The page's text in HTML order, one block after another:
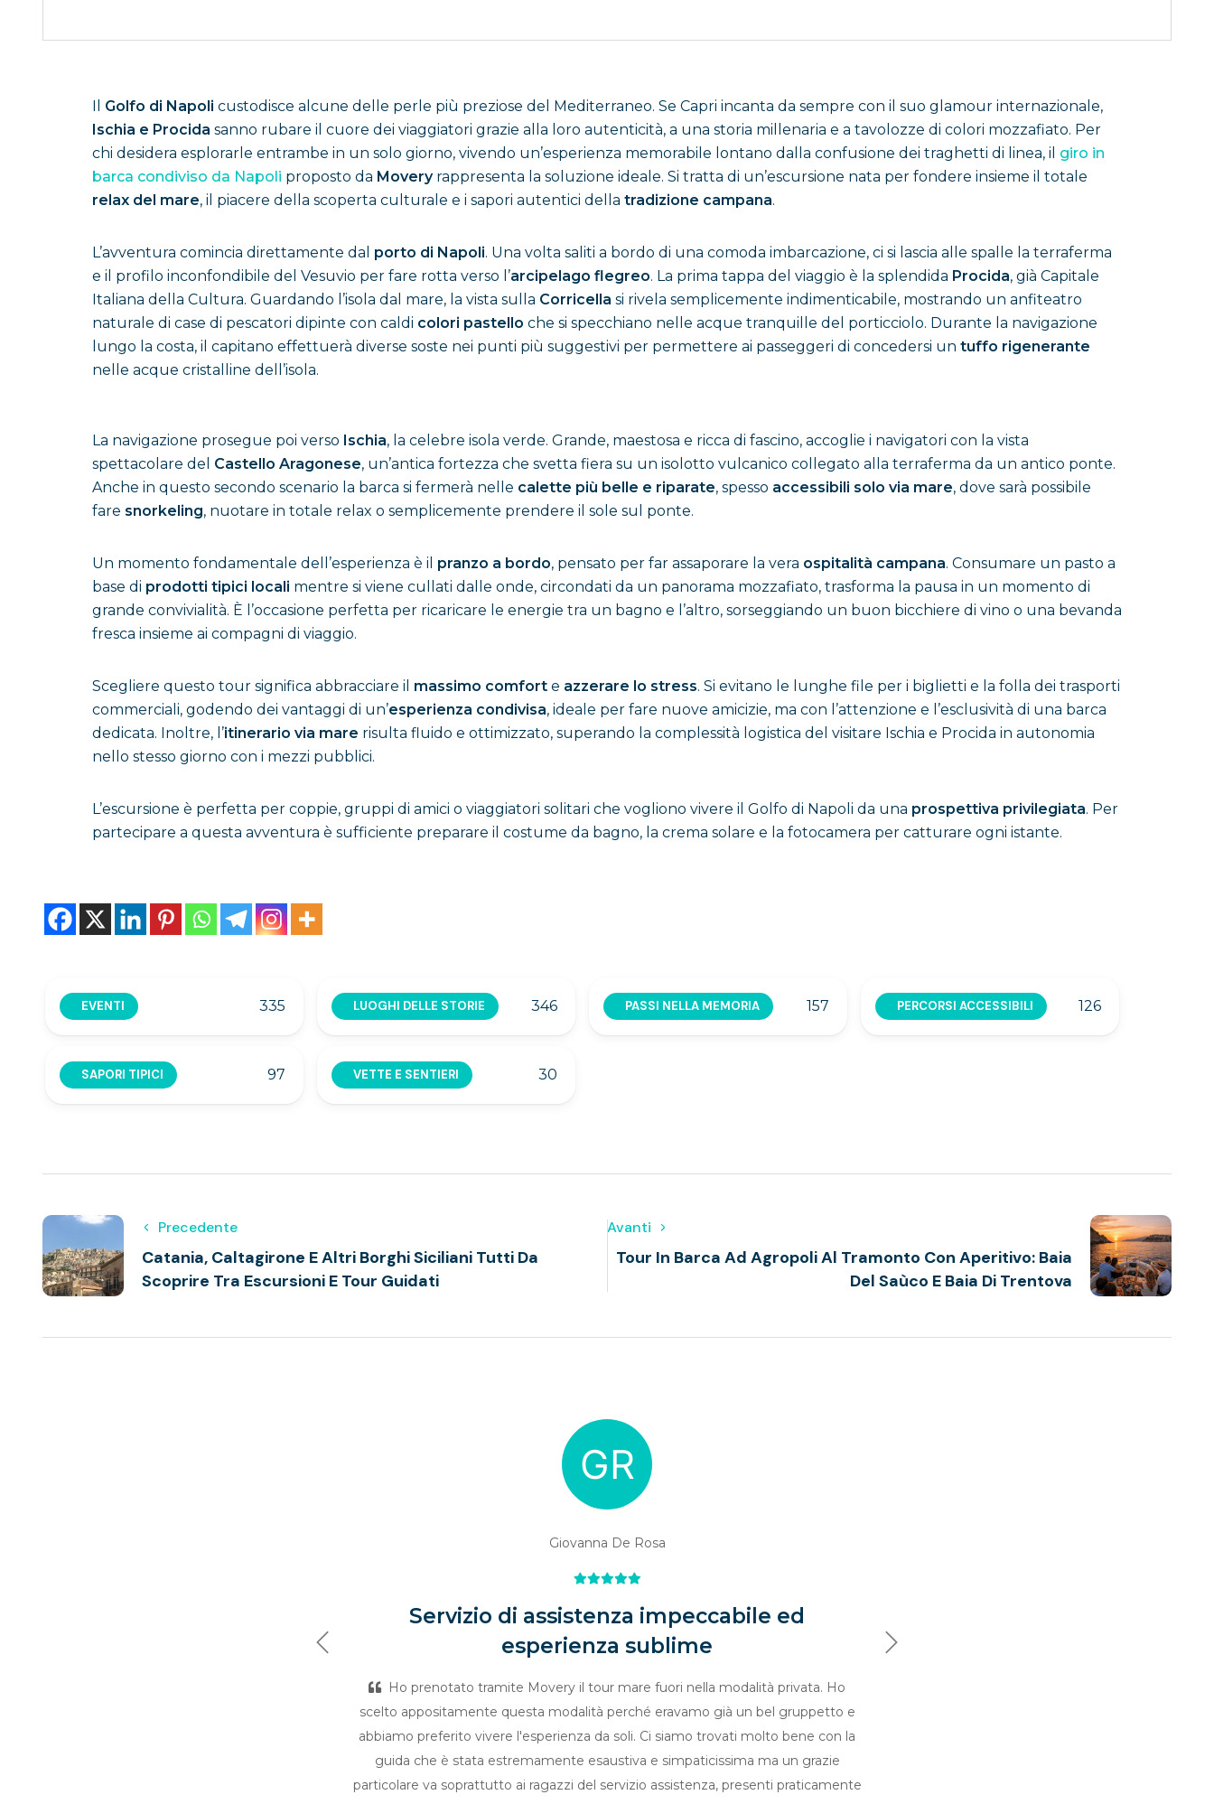
Il Golfo di Napoli custodisce alcune delle perle più preziose del Mediterraneo. Se Capri incanta da sempre con il suo glamour internazionale,
Ischia e Procida sanno rubare il cuore dei viaggiatori grazie alla loro autenticità, a una storia millenaria e a tavolozze di colori mozzafiato. Per
chi desidera esplorarle entrambe in un solo giorno, vivendo un’esperienza memorabile lontano dalla confusione dei traghetti di linea, il giro in
barca condiviso da Napoli proposto da Moveryrappresenta la soluzione ideale. Si tratta di un’escursione nata per fondere insieme il totale
relax del mare, il piacere della scoperta culturale e i sapori autentici della tradizione campana.
L’avventura comincia direttamente dal porto di Napoli. Una volta saliti a bordo di una comoda imbarcazione, ci si lascia alle spalle la terraferma
e il profilo inconfondibile del Vesuvio per fare rotta verso l’arcipelago flegreo. La prima tappa del viaggio è la splendida Procida, già Capitale
Italiana della Cultura. Guardando l’isola dal mare, la vista sulla Corricella si rivela semplicemente indimenticabile, mostrando un anfiteatro
naturale di case di pescatori dipinte con caldi colori pastello che si specchiano nelle acque tranquille del porticciolo. Durante la navigazione
lungo la costa, il capitano effettuerà diverse soste nei punti più suggestivi per permettere ai passeggeri di concedersi un tuffo rigenerante
nelle acque cristalline dell’isola.
La navigazione prosegue poi verso Ischia, la celebre isola verde. Grande, maestosa e ricca di fascino, accoglie i navigatori con la vista
spettacolare del Castello Aragonese, un’antica fortezza che svetta fiera su un isolotto vulcanico collegato alla terraferma da un antico ponte.
Anche in questo secondo scenario la barca si fermerà nelle calette più belle e riparate, spesso accessibili solo via mare, dove sarà possibile
fare snorkeling, nuotare in totale relax o semplicemente prendere il sole sul ponte.
Un momento fondamentale dell’esperienza è il pranzo a bordo, pensato per far assaporare la vera ospitalità campana. Consumare un pasto a
base di prodotti tipici locali mentre si viene cullati dalle onde, circondati da un panorama mozzafiato, trasforma la pausa in un momento di
grande convivialità. È l’occasione perfetta per ricaricare le energie tra un bagno e l’altro, sorseggiando un buon bicchiere di vino o una bevanda
fresca insieme ai compagni di viaggio.
Scegliere questo tour significa abbracciare il massimo comfort e azzerare lo stress. Si evitano le lunghe file per i biglietti e la folla dei trasporti
commerciali, godendo dei vantaggi di un’esperienza condivisa, ideale per fare nuove amicizie, ma con l’attenzione e l’esclusività di una barca
dedicata. Inoltre, l’itinerario via mare risulta fluido e ottimizzato, superando la complessità logistica del visitare Ischia e Procida in autonomia
nello stesso giorno con i mezzi pubblici.
L’escursione è perfetta per coppie, gruppi di amici o viaggiatori solitari che vogliono vivere il Golfo di Napoli da una prospettiva privilegiata. Per
partecipare a questa avventura è sufficiente preparare il costume da bagno, la crema solare e la fotocamera per catturare ogni istante.
EVENTI 335 LUOGHI DELLE STORIE 346 PASSI NELLA MEMORIA 157 PERCORSI ACCESSIBILI 126
SAPORI TIPICI 97 VETTE E SENTIERI 30
Precedente
Catania, Caltagirone E Altri Borghi Siciliani Tutti Da
Scoprire Tra Escursioni E Tour Guidati
Avanti
Tour In Barca Ad Agropoli Al Tramonto Con Aperitivo: Baia
Del Saùco E Baia Di Trentova
Giovanna De Rosa
Servizio di assistenza impeccabile ed
esperienza sublime
Ho prenotato tramite Movery il tour mare fuori nella modalità privata. Ho
scelto appositamente questa modalità perché eravamo già un bel gruppetto e
abbiamo preferito vivere l'esperienza da soli. Ci siamo trovati molto bene con la
guida che è stata estremamente esaustiva e simpaticissima ma un grazie
particolare va soprattutto ai ragazzi del servizio assistenza, presenti praticamente
Previous Next